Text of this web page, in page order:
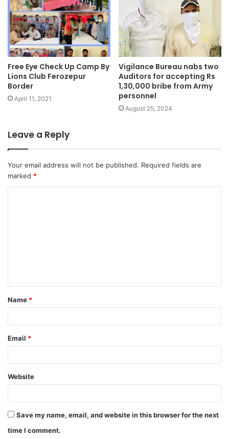
Free Eye Check Up Camp By
Lions Club Ferozepur
Border
April 11, 2021
Vigilance Bureau nabs two
Auditors for accepting Rs
1,30,000 bribe from Army
personnel
August 25, 2024
Leave a Reply
Your email address will not be published. Required fields are
marked *
t
*
Name *
Email *
Website
Save my name, email, and website in this browser for the next
time I comment.